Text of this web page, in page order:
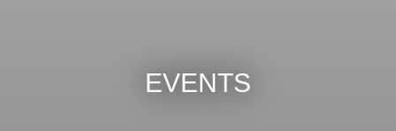
EVENTS